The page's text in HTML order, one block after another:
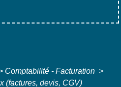
Comptabilité - Facturation >
(factures, devis, CGV)